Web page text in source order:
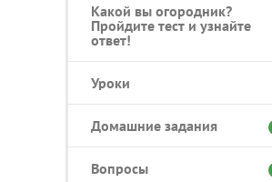
Какой вы огородник?
Пройдите тест и узнайте
ответ!
Уроки
Домашние задания
Вопросы